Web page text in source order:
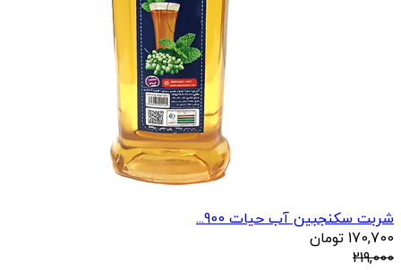
شربت سکنجبین آب حیات 900...
170,700 تومان
219,000